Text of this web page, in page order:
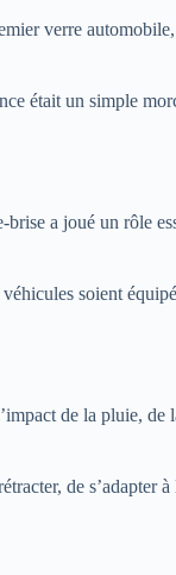
verre
était un simple
a joué un rôle
soient
de la pluie, de
de s’adapter